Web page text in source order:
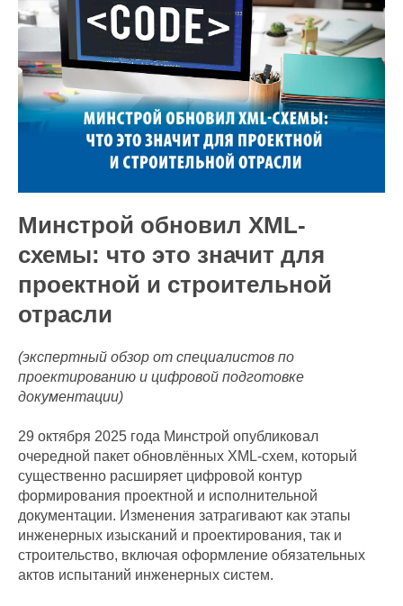
Минстрой обновил XML-
схемы: что это значит для
проектной и строительной
отрасли
(экспертный обзор от специалистов по
проектированию и цифровой подготовке
документации)
29 октября 2025 года Минстрой опубликовал
очередной пакет обновлённых XML-схем, который
существенно расширяет цифровой контур
формирования проектной и исполнительной
документации. Изменения затрагивают как этапы
инженерных изысканий и проектирования, так и
строительство, включая оформление обязательных
актов испытаний инженерных систем.